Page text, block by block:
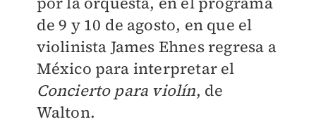
de 9 y 10 de agosto, en que el
violinista James Ehnes regresa a
México para interpretar el
Concierto para violín, de
Walton.